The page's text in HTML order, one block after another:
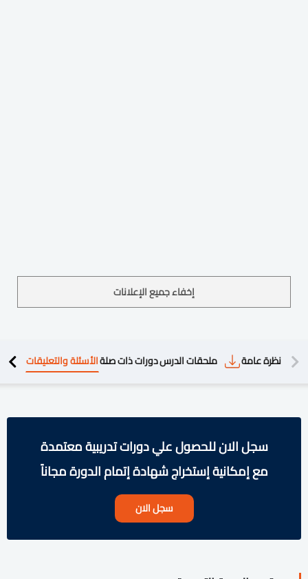
إخفاء جميع الإعلانات
نظرة عامة ملحقات الدرسدورات ذات صلةالأسئلة والتعليقات
سجل الان للحصول علي دورات تدريبية معتمدة
مع إمكانية إستخراج شهادة إتمام الدورة مجاناً
سجل الان